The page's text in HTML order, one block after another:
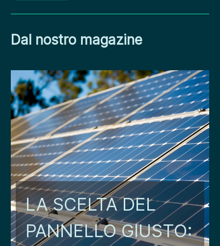
Dal nostro magazine
LA SCELTA DEL
PANNELLO GIUSTO: